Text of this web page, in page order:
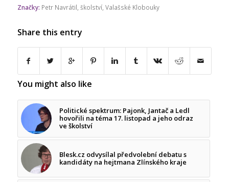
Značky: Petr Navrátil školství, Valašské Klobouky
Share this entry
You might also like
Politické spektrum: Pajonk, Jantač a Ledl
hovořili na téma 17. listopad a jeho odraz
ve školství
Blesk.cz odvysílal předvolební debatu s
kandidáty na hejtmana Zlínského kraje